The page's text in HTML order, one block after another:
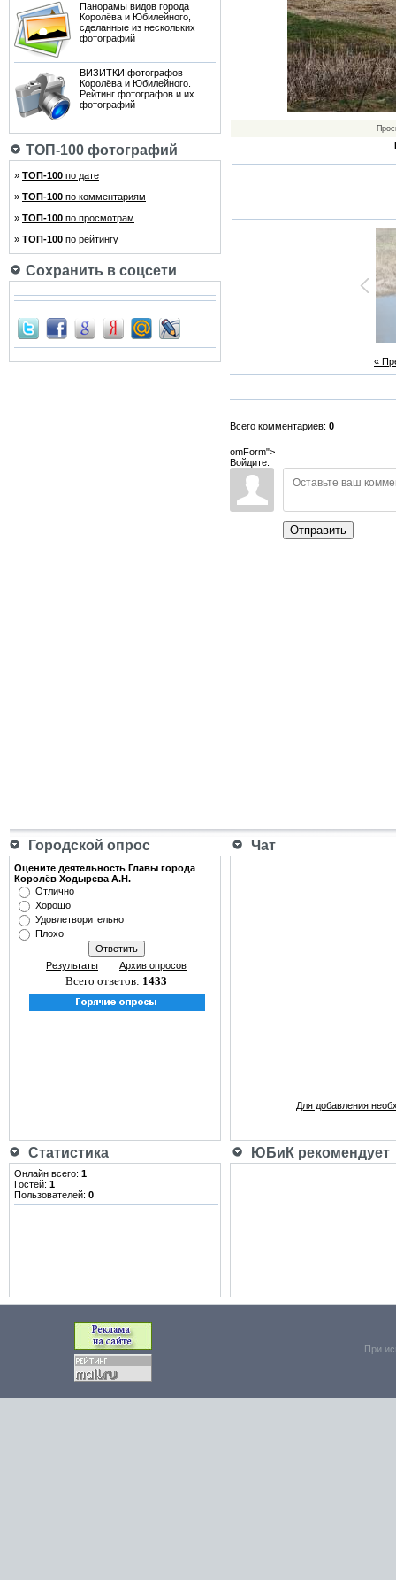
Панорамы видов города
Королёва и Юбилейного,
сделанные из нескольких
фотографий
ВИЗИТКИ фотографов
Королёва и Юбилейного.
Рейтинг фотографов и их
фотографий
ТОП-100 фотографий
» ТОП-100 по дате
» ТОП-100 по комментариям
» ТОП-100 по просмотрам
» ТОП-100 по рейтингу
Сохранить в соцсети
«
Всего комментариев: 0
omForm">
Войдите:
Отправить
Городской опрос Чат
Оцените деятельность Главы города
Королёв Ходырева А.Н.
Отлично
Хорошо
Удовлетворительно
Плохо
Результаты Архив опросов
Всего ответов: 1433
Для добавления
Статистика ЮБиК рекомендует
Онлайн всего: 1
Гостей: 1
Пользователей: 0
При